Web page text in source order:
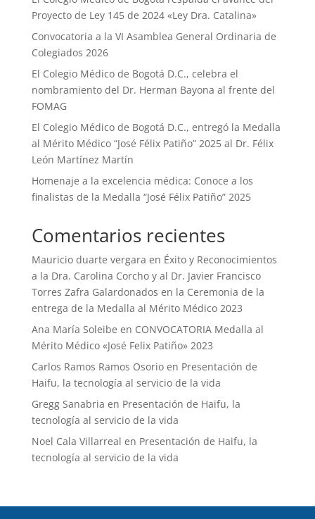
Proyecto de Ley 145 de 2024 «Ley Dra. Catalina»
Convocatoria a la VI Asamblea General Ordinaria de
Colegiados 2026
El Colegio Médico de Bogotá D.C., celebra el
nombramiento del Dr. Herman Bayona al frente del
FOMAG
El Colegio Médico de Bogotá D.C., entregó la Medalla
al Mérito Médico “José Félix Patiño” 2025 al Dr. Félix
León Martínez Martín
Homenaje a la excelencia médica: Conoce a los
finalistas de la Medalla “José Félix Patiño” 2025
Comentarios recientes
Mauricio duarte vergara en Éxito y Reconocimientos
a la Dra. Carolina Corcho y al Dr. Javier Francisco
Torres Zafra Galardonados en la Ceremonia de la
entrega de la Medalla al Mérito Médico 2023
Ana María Soleibe en CONVOCATORIA Medalla al
Mérito Médico «José Felix Patiño» 2023
Carlos Ramos Ramos Osorioen Presentación de
Haifu, la tecnología al servicio de la vida
Gregg Sanabria en Presentación de Haifu, la
tecnología al servicio de la vida
Noel Cala Villarreal en Presentación de Haifu, la
tecnología al servicio de la vida